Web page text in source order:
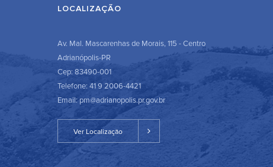
LOCALIZAÇÃO
Av. Mal. Mascarenhas de Morais, 115 - Centro
Adrianópolis-PR
Cep: 83490-001
Telefone: 41 9 2006-4421
Email: pm@adrianopolis.pr.gov.br
Ver Localização